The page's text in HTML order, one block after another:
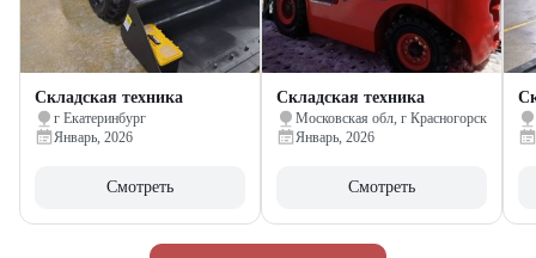
Складская техника
г Екатеринбург
Январь, 2026
Смотреть
Складская техника
Московская обл, г Красногорск
Январь, 2026
Смотреть